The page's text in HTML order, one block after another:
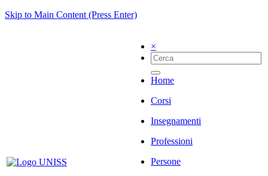
Skip to Main Content (Press Enter)
×
Home
Corsi
Insegnamenti
Professioni
Persone